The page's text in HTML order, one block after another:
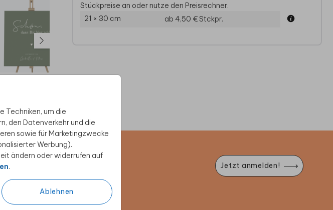
Techniken, um die
den Datenverkehr und die
sowie für Marketingzwecke
Werbung).
ändern oder widerrufen auf
.
Ablehnen
Stückpreise an oder nutze den Preisrechner.
21 × 30 cm
ab 4,50 €Stckpr.
Jetzt anmelden!